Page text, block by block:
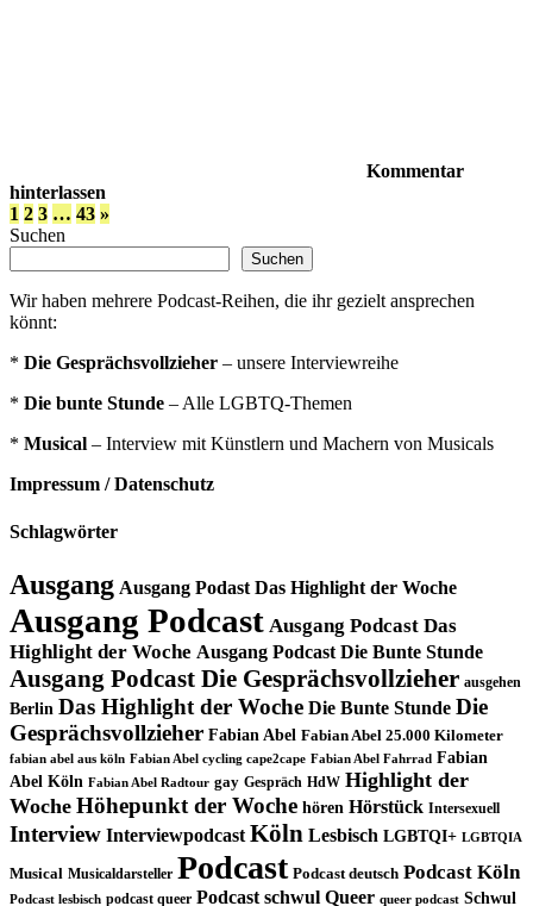
Kommentar
hinterlassen
Seitennummerierung
der
1 2 3 … 43 Nächste
»
Suchen
Suchen
Wir haben mehrere Podcast-Reihen, die ihr gezielt ansprechen
könnt:
* Die Gesprächsvollzieher – unsere Interviewreihe
* Die bunte Stunde – Alle LGBTQ-Themen
* Musical – Interview mit Künstlern und Machern von Musicals
Impressum / Datenschutz
Schlagwörter
Ausgang Ausgang Podast Das Highlight der Woche
Ausgang Podcast Ausgang Podcast Das
Highlight der Woche Ausgang Podcast Die Bunte Stunde
Ausgang Podcast Die Gesprächsvollzieher ausgehen
Berlin Das Highlight der Woche Die Bunte Stunde Die
Gesprächsvollzieher Fabian Abel Fabian Abel 25.000 Kilometer
fabian abel aus köln Fabian Abel cycling cape2cape Fabian Abel Fahrrad Fabian
Abel Köln Fabian Abel Radtour gay Gespräch HdW Highlight der
Woche Höhepunkt der Woche hören Hörstück Intersexuell
Interview Interviewpodcast Köln Lesbisch LGBTQI+ LGBTQIA
Musical Musicaldarsteller Podcast Podcast deutsch Podcast Köln
Podcast lesbisch podcast queer Podcast schwul Queer queer podcast Schwul